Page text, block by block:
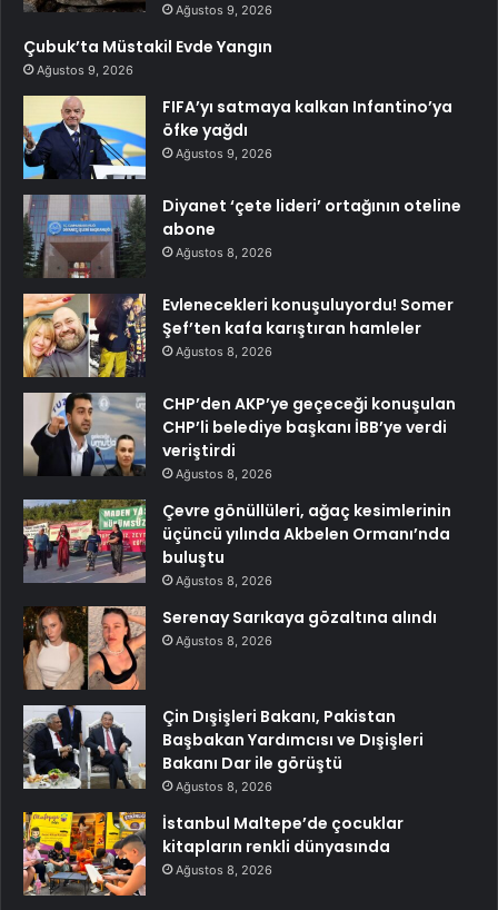
Ağustos 9, 2026
Çubuk’ta Müstakil Evde Yangın
Ağustos 9, 2026
FIFA’yı satmaya kalkan Infantino’ya
öfke yağdı
Ağustos 9, 2026
Diyanet ‘çete lideri’ ortağının oteline
abone
Ağustos 8, 2026
Evlenecekleri konuşuluyordu! Somer
Şef’ten kafa karıştıran hamleler
Ağustos 8, 2026
CHP’den AKP’ye geçeceği konuşulan
CHP’li belediye başkanı İBB’ye verdi
veriştirdi
Ağustos 8, 2026
Çevre gönüllüleri, ağaç kesimlerinin
üçüncü yılında Akbelen Ormanı’nda
buluştu
Ağustos 8, 2026
Serenay Sarıkaya gözaltına alındı
Ağustos 8, 2026
Çin Dışişleri Bakanı, Pakistan
Başbakan Yardımcısı ve Dışişleri
Bakanı Dar ile görüştü
Ağustos 8, 2026
İstanbul Maltepe’de çocuklar
kitapların renkli dünyasında
Ağustos 8, 2026